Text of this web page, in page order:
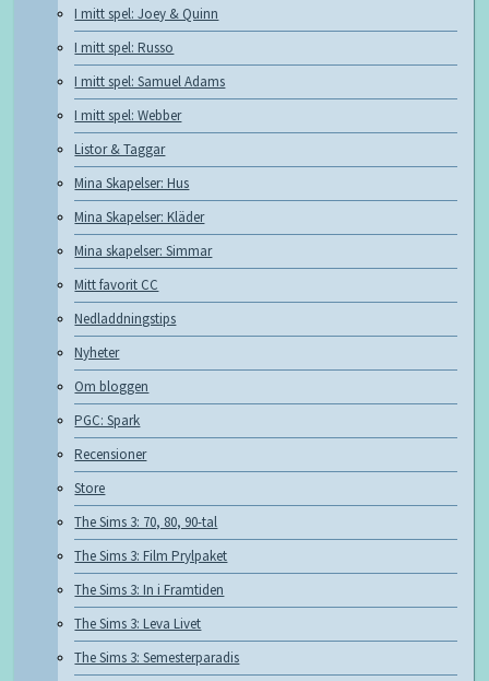
I mitt spel: Joey & Quinn
I mitt spel: Russo
I mitt spel: Samuel Adams
I mitt spel: Webber
Listor & Taggar
Mina Skapelser: Hus
Mina Skapelser: Kläder
Mina skapelser: Simmar
Mitt favorit CC
Nedladdningstips
Nyheter
Om bloggen
PGC: Spark
Recensioner
Store
The Sims 3: 70, 80, 90-tal
The Sims 3: Film Prylpaket
The Sims 3: In i Framtiden
The Sims 3: Leva Livet
The Sims 3: Semesterparadis